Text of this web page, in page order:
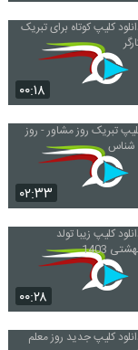
۰۰:۱۸
۰۲:۳۳
۰۰:۲۸